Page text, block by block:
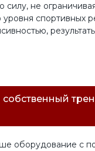
силу, не
спортивных
собственный
оборудование с